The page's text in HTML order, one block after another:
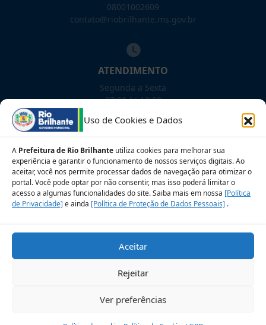
Uso de Cookies e Dados
A Prefeitura de Rio Brilhante utiliza cookies para melhorar sua
experiência e garantir o funcionamento de nossos serviços digitais. Ao
aceitar, você nos permite processar dados de navegação para otimizar o
portal. Você pode optar por não consentir, mas isso poderá limitar o
acesso a algumas funcionalidades do site. Saiba mais em nossa [Política
de Privacidade] e ainda [Política de Proteção de Dados Pessoais] .
Aceitar
Rejeitar
Ver preferências
08001002609
contato@riobrilhante.ms.gov.br
ATENDIMENTO
Segunda a Sexta
07:00 às 13:00
NOSSAS REDES!
Siga para novidades
Sobre a LGPD
Perguntas frequentes
Avalie nosso site
03.681.582/0001-07